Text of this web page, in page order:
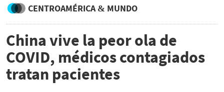
CENTROAMÉRICA & MUNDO
China vive la peor ola de
COVID, médicos contagiados
tratan pacientes